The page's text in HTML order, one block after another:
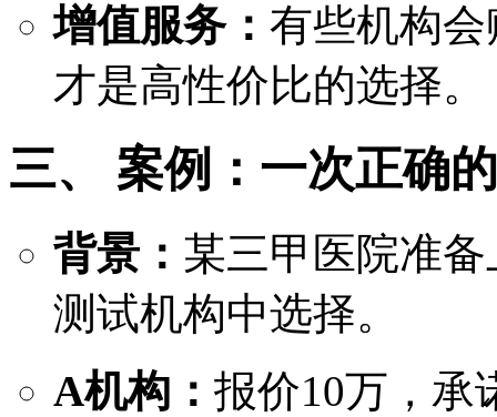
增值服务： 有些机构
才是高性价比的选择。
三、 案例：一次正确
背景： 某三甲医院准
测试机构中选择。
A机构： 报价10万，承